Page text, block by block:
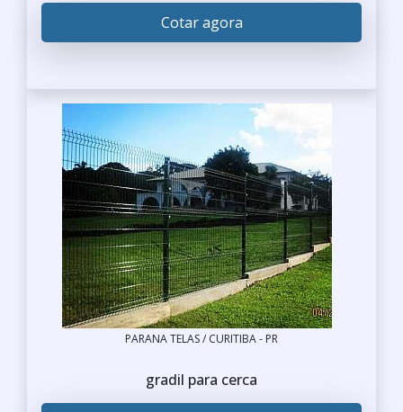
Cotar agora
PARANA TELAS / CURITIBA - PR
gradil para cerca